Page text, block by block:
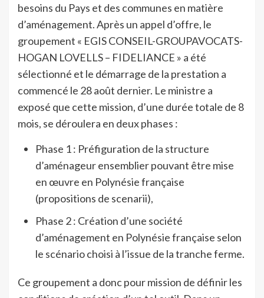
besoins du Pays et des communes en matière
d’aménagement. Après un appel d’offre, le
groupement « EGIS CONSEIL-GROUPAVOCATS-
HOGAN LOVELLS – FIDELIANCE » a été
sélectionné et le démarrage de la prestation a
commencé le 28 août dernier. Le ministre a
exposé que cette mission, d’une durée totale de 8
mois, se déroulera en deux phases :
Phase 1 : Préfiguration de la structure
d’aménageur ensemblier pouvant être mise
en œuvre en Polynésie française
(propositions de scenarii),
Phase 2 : Création d’une société
d’aménagement en Polynésie française selon
le scénario choisi à l’issue de la tranche ferme.
Ce groupement a donc pour mission de définir les